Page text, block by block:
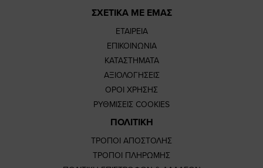
ΣΧΕΤΙΚΑ ΜΕ ΕΜΑΣ
ΕΤΑΙΡΕΙΑ
ΕΠΙΚΟΙΝΩΝΙΑ
ΚΑΤΑΣΤΗΜΑΤΑ
ΑΞΙΟΛΟΓΗΣΕΙΣ
ΟΡΟΙ ΧΡΗΣΗΣ
ΡΥΘΜΙΣΕΙΣ COOKIES
ΠΟΛΙΤΙΚΗ
ΤΡΟΠΟΙ ΑΠΟΣΤΟΛΗΣ
ΤΡΟΠΟΙ ΠΛΗΡΩΜΗΣ